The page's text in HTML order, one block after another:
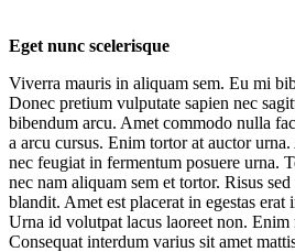
Eget nunc scelerisque
Viverra mauris in aliquam sem. Eu mi
Donec pretium vulputate sapien nec
bibendum arcu. Amet commodo nulla
a arcu cursus. Enim tortor at auctor
nec feugiat in fermentum posuere urna.
nec nam aliquam sem et tortor. Risus
blandit. Amet est placerat in egestas erat
Urna id volutpat lacus laoreet non. Enim
Consequat interdum varius sit amet